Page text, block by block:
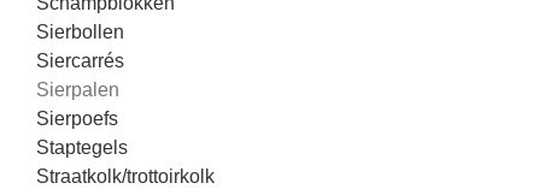
Sierbollen
Siercarrés
Sierpalen
Sierpoefs
Staptegels
Straatkolk/trottoirkolk